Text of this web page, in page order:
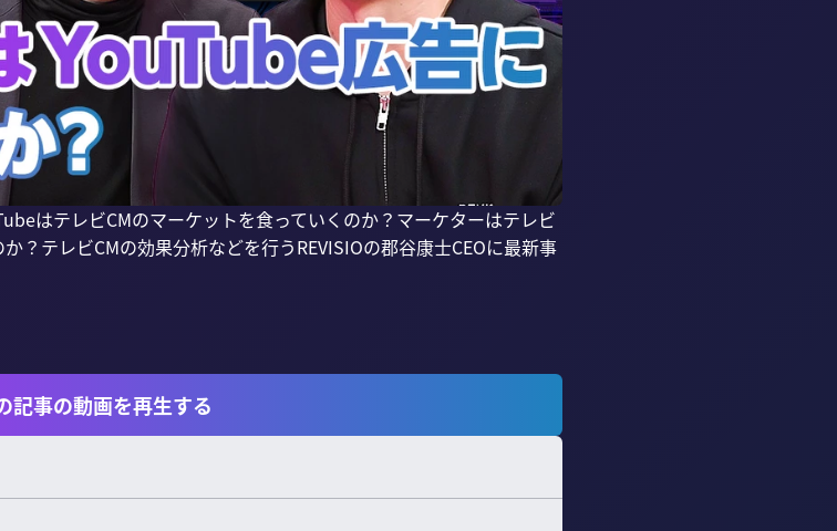
はテレビCMのマーケットを食っていくのか？マーケターはテレビ
？テレビCMの効果分析などを行うREVISIOの郡谷康士CEOに最新事
記事の動画を再生する